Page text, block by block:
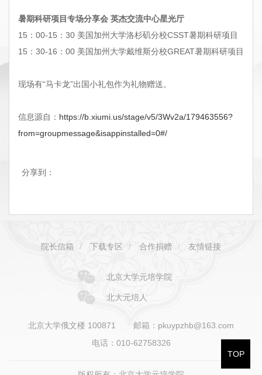
暑期科研项目专场分享会 英杰交流中心星光厅
15：00-15：30 美国加州大学洛杉矶分校CSST暑期科研项目
15：30-16：00 美国加州大学戴维斯分校GREAT暑期科研项目
现场有“马卡龙”出国小礼包作为礼物赠送。
信息源自： https://b.xiumi.us/stage/v5/3Wv2a/179463556?
from=groupmessage&isappinstalled=0#/
分享到：
TOP
院长信箱 / 下载专区 / 合作捐赠 / 友情链接
北京大学元培学院
北大元培人
北京大学俄文楼 100871
邮箱：pkuypzhb@163.com
电话：010-62758326